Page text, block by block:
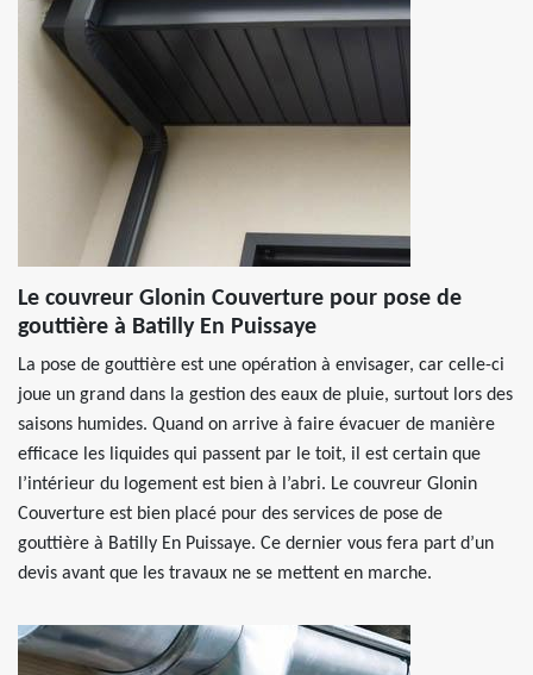
Le couvreur Glonin Couverture pour pose de
gouttière à Batilly En Puissaye
La pose de gouttière est une opération à envisager, car celle-ci
joue un grand dans la gestion des eaux de pluie, surtout lors des
saisons humides. Quand on arrive à faire évacuer de manière
efficace les liquides qui passent par le toit, il est certain que
l’intérieur du logement est bien à l’abri. Le couvreur Glonin
Couverture est bien placé pour des services de pose de
gouttière à Batilly En Puissaye. Ce dernier vous fera part d’un
devis avant que les travaux ne se mettent en marche.